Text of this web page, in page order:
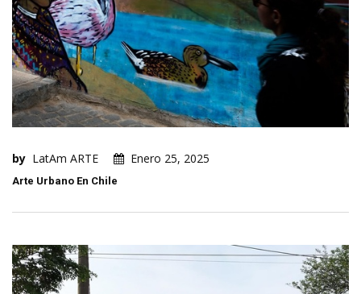
by LatAm ARTE Enero 25, 2025
Arte Urbano En Chile